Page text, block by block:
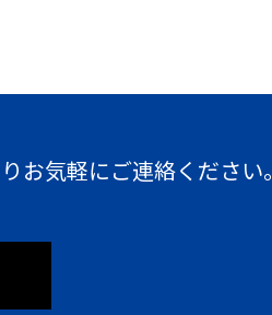
お気軽にご連絡ください。